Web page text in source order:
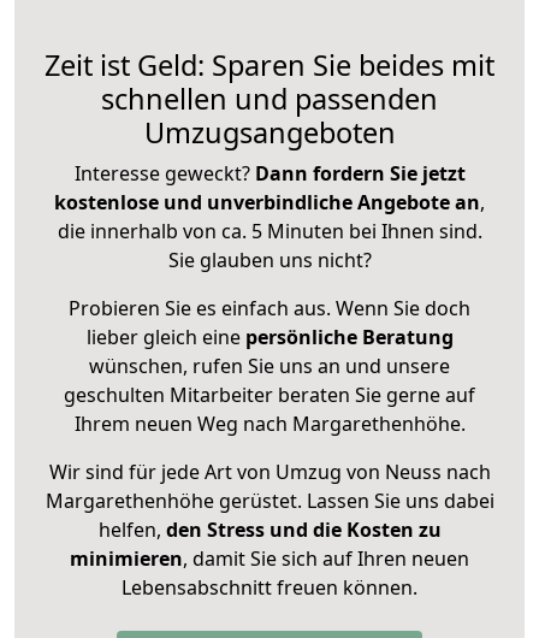
Zeit ist Geld: Sparen Sie beides mit
schnellen und passenden
Umzugsangeboten
Interesse geweckt? Dann fordern Sie jetzt
kostenlose und unverbindliche Angebote an,
die innerhalb von ca. 5 Minuten bei Ihnen sind.
Sie glauben uns nicht?
Probieren Sie es einfach aus. Wenn Sie doch
lieber gleich eine persönliche Beratung
wünschen, rufen Sie uns an und unsere
geschulten Mitarbeiter beraten Sie gerne auf
Ihrem neuen Weg nach Margarethenhöhe.
Wir sind für jede Art von Umzug von Neuss nach
Margarethenhöhe gerüstet. Lassen Sie uns dabei
helfen, den Stress und die Kosten zu
minimieren, damit Sie sich auf Ihren neuen
Lebensabschnitt freuen können.